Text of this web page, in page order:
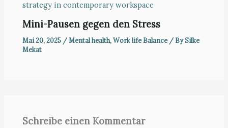
Mini-Pausen gegen den Stress
Mai 20, 2025 /Mental health,Work life Balance/ BySilke
Mekat
Schreibe einen Kommentar